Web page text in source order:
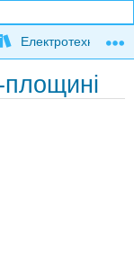
Електротехніка